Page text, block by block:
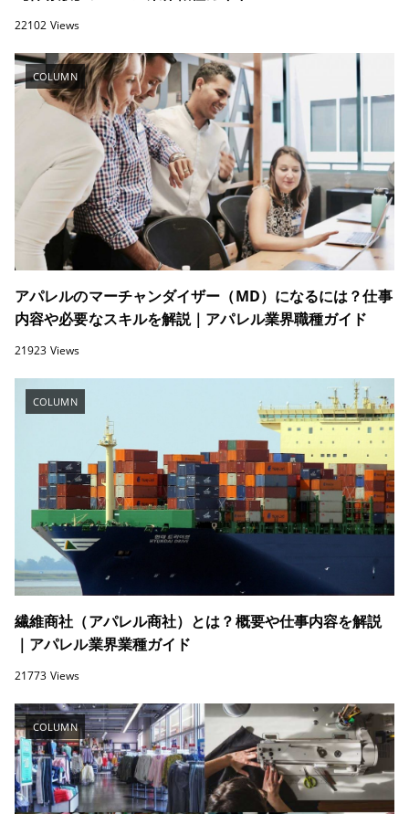
22102 Views
COLUMN
アパレルのマーチャンダイザー（MD）になるには？仕事
内容や必要なスキルを解説｜アパレル業界職種ガイド
21923 Views
COLUMN
繊維商社（アパレル商社）とは？概要や仕事内容を解説
｜アパレル業界業種ガイド
21773 Views
COLUMN